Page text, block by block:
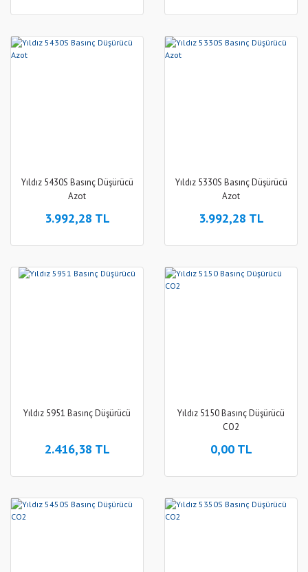
Yıldız 5430S Basınç Düşürücü
Azot
3.992,28 TL
Yıldız 5330S Basınç Düşürücü
Azot
3.992,28 TL
Yıldız 5951 Basınç Düşürücü
2.416,38 TL
Yıldız 5150 Basınç Düşürücü
CO2
0,00 TL